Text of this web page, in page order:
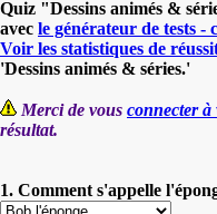
Quiz "Dessins animés &
avec le générateur de tests -
Voir les statistiques de
'Dessins animés & séries.'
Merci de vous connecter à
résultat.
1. Comment s'appelle